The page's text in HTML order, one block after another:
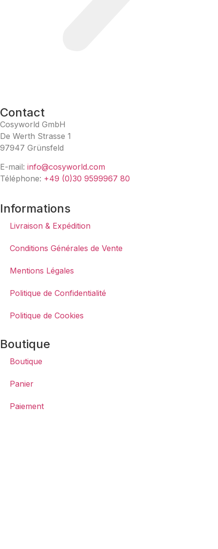
Contact
Cosyworld GmbH
De Werth Strasse 1
97947 Grünsfeld
E-mail: info@cosyworld.com
Téléphone: +49 (0)30 9599967 80
Informations
Livraison & Expédition
Conditions Générales de Vente
Mentions Légales
Politique de Confidentialité
Politique de Cookies
Boutique
Boutique
Panier
Paiement